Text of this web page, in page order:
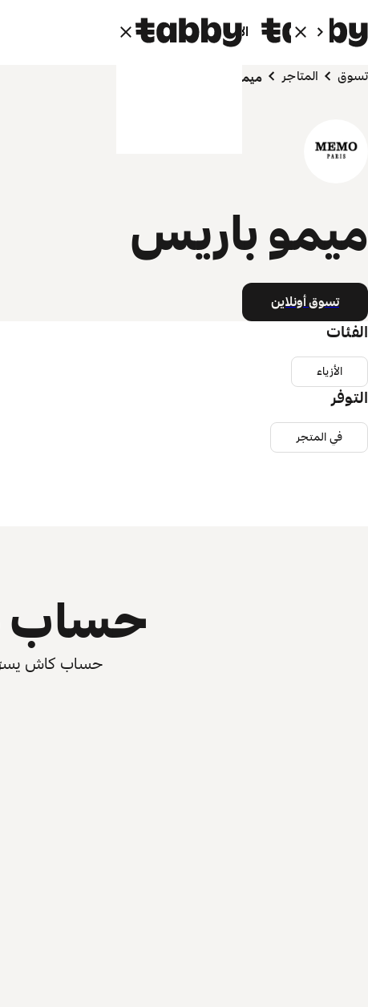
الأفراد الشركاء
تسوق المتاجر ميمو باريس
ميمو باريس
تسوق أونلاين
الفئات
الأزياء
التوفر
في المتجر
حساب
حساب كاش يسرّع